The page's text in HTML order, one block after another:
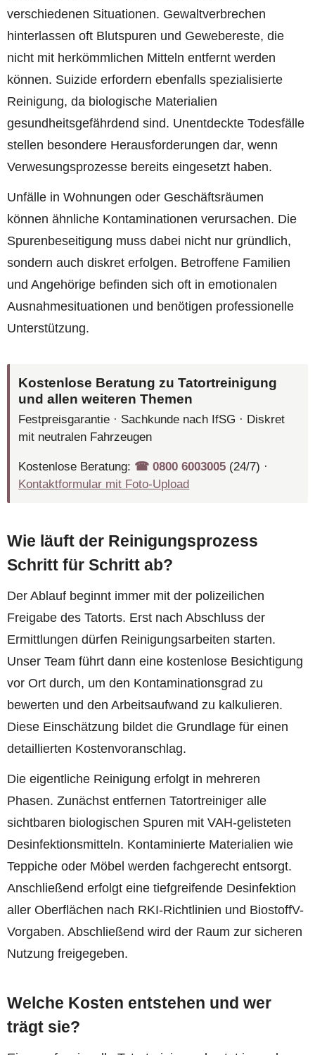
verschiedenen Situationen. Gewaltverbrechen
hinterlassen oft Blutspuren und Gewebereste, die
nicht mit herkömmlichen Mitteln entfernt werden
können. Suizide erfordern ebenfalls spezialisierte
Reinigung, da biologische Materialien
gesundheitsgefährdend sind. Unentdeckte Todesfälle
stellen besondere Herausforderungen dar, wenn
Verwesungsprozesse bereits eingesetzt haben.
Unfälle in Wohnungen oder Geschäftsräumen
können ähnliche Kontaminationen verursachen. Die
Spurenbeseitigung muss dabei nicht nur gründlich,
sondern auch diskret erfolgen. Betroffene Familien
und Angehörige befinden sich oft in emotionalen
Ausnahmesituationen und benötigen professionelle
Unterstützung.
Kostenlose Beratung zu Tatortreinigung
und allen weiteren Themen
Festpreisgarantie · Sachkunde nach IfSG · Diskret
mit neutralen Fahrzeugen
Kostenlose Beratung: ☎︎ 0800 6003005 (24/7) ·
Kontaktformular mit Foto-Upload
Wie läuft der Reinigungsprozess
Schritt für Schritt ab?
Der Ablauf beginnt immer mit der polizeilichen
Freigabe des Tatorts. Erst nach Abschluss der
Ermittlungen dürfen Reinigungsarbeiten starten.
Unser Team führt dann eine kostenlose Besichtigung
vor Ort durch, um den Kontaminationsgrad zu
bewerten und den Arbeitsaufwand zu kalkulieren.
Diese Einschätzung bildet die Grundlage für einen
detaillierten Kostenvoranschlag.
Die eigentliche Reinigung erfolgt in mehreren
Phasen. Zunächst entfernen Tatortreiniger alle
sichtbaren biologischen Spuren mit VAH-gelisteten
Desinfektionsmitteln. Kontaminierte Materialien wie
Teppiche oder Möbel werden fachgerecht entsorgt.
Anschließend erfolgt eine tiefgreifende Desinfektion
aller Oberflächen nach RKI-Richtlinien und BiostoffV-
Vorgaben. Abschließend wird der Raum zur sicheren
Nutzung freigegeben.
Welche Kosten entstehen und wer
trägt sie?